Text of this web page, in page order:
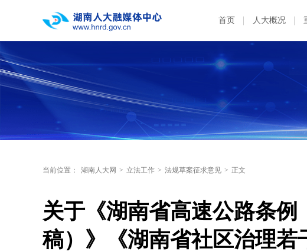
首页 人大概况
当前位置： 湖南人大网 > 立法工作 > 法规草案征求意见 > 正文
关于《湖南省高速公路条例
稿）》《湖南省社区治理若